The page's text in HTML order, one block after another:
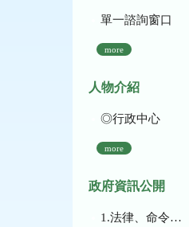
單一諮詢窗口
more
人物介紹
◎行政中心
more
政府資訊公開
1.法律、命令、法規命令